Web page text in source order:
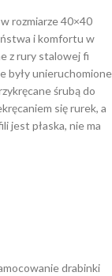
rozmiarze 40×40
i komfortu w
z rury stalowej fi
były unieruchomione
śrubą do
się rurek, a
jest płaska, nie ma
drabinki